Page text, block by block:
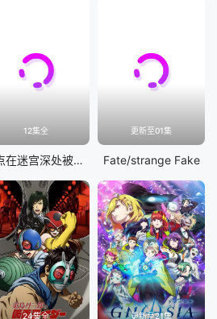
12集全
差点在迷宫深处被信任的伙伴杀掉，但靠着天赐技能「无限扭蛋」获得等级9999的伙伴，我要向前队友和世界展开复仇&amp;「给他们好看！」
更新至01集
Fate/strange Fake
24集全 更新至21集